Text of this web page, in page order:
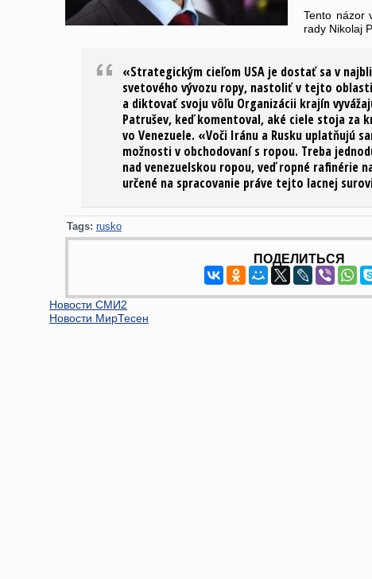
Tento názor
rady Nikolaj
«Strategickým cieľom USA je dostať sa v
svetového vývozu ropy, nastoliť v tejto
a diktovať svoju vôľu Organizácii krajín
Patrušev, keď komentoval, aké ciele stoja za
vo Venezuele. «Voči Iránu a Rusku uplatňujú
možnosti v obchodovaní s ropou. Treba
nad venezuelskou ropou, veď ropné rafinérie
určené na spracovanie práve tejto lacnej
Tags: rusko
ПОДЕЛИТЬСЯ
Новости СМИ2
Новости МирТесен